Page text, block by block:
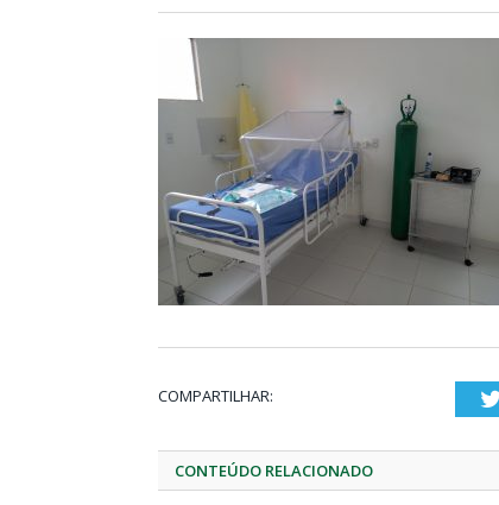
COMPARTILHAR:
CONTEÚDO RELACIONADO